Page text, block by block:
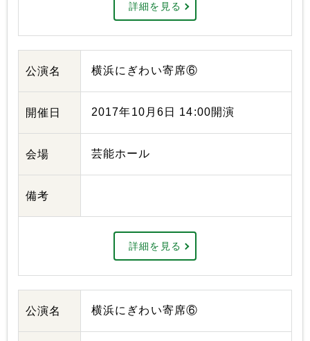
詳細を見る
公演名 横浜にぎわい寄席⑥
開催日 2017年10月6日 14:00開演
会場 芸能ホール
備考
詳細を見る
公演名 横浜にぎわい寄席⑥